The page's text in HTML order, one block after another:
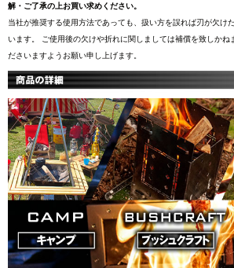
解・ご了承の上お買い求めください。
当社が推奨する使用方法であっても、扱い方を誤れば刃が欠け
います。 ご使用後の欠けや折れに関しましては補償を致しかね
ださいますようお願い申し上げます。